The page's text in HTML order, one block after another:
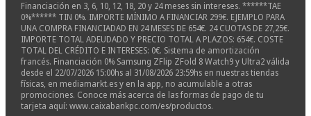
Financiación en 3, 6, 10, 12, 18, 20 y 24 meses sin intereses. ******TAE
0%****** TIN 0%. IMPORTE MÍNIMO A FINANCIAR 299€. EJEMPLO PARA
UNA COMPRA FINANCIADAD EN 24 MESES DE 654€. 24 CUOTAS DE 27,25€.
IMPORTE TOTAL ADEUDADO Y PRECIO TOTAL A PLAZOS: 654€. COSTE
TOTAL DEL CRÉDITO E INTERESES: 0€. Sistema de amortización
francés. Financiación 0% Samsung ZFlip ZFold 8 Watch9 y Ultra2 válida
desde el 22/07/2026 15:00hs al 31/08/2026 23:59hs en nuestras tiendas
físicas, en mediamarkt.es y en la app, no acumulable a otras
promociones. Conoce más acerca de las formas de pago de tu
tarjeta aquí: www.caixabankpc.com/es/productos.